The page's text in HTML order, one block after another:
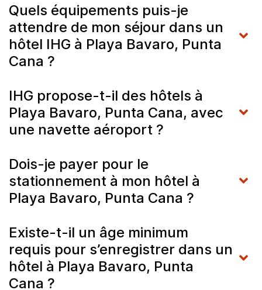
Quels équipements puis-je
attendre de mon séjour dans un
hôtel IHG à Playa Bavaro, Punta
Cana ?
IHG propose-t-il des hôtels à
Playa Bavaro, Punta Cana, avec
une navette aéroport ?
Dois-je payer pour le
stationnement à mon hôtel à
Playa Bavaro, Punta Cana ?
Existe-t-il un âge minimum
requis pour s’enregistrer dans un
hôtel à Playa Bavaro, Punta
Cana ?